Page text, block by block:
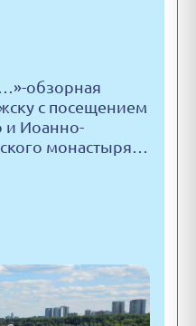
обзорная
с посещением
и Иоанно-
монастыря…